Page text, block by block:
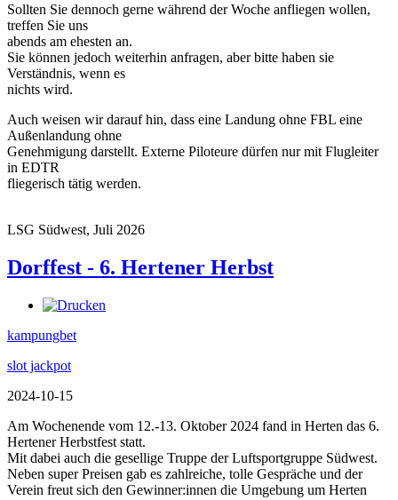
Sollten Sie dennoch gerne während der Woche anfliegen wollen,
treffen Sie uns
abends am ehesten an.
Sie können jedoch weiterhin anfragen, aber bitte haben sie
Verständnis, wenn es
nichts wird.
Auch weisen wir darauf hin, dass eine Landung ohne FBL eine
Außenlandung ohne
Genehmigung darstellt. Externe Piloteure dürfen nur mit Flugleiter
in EDTR
fliegerisch tätig werden.
LSG Südwest, Juli 2026
Dorffest - 6. Hertener Herbst
kampungbet
slot jackpot
2024-10-15
Am Wochenende vom 12.-13. Oktober 2024 fand in Herten das 6.
Hertener Herbstfest statt.
Mit dabei auch die gesellige Truppe der Luftsportgruppe Südwest.
Neben super Preisen gab es zahlreiche, tolle Gespräche und der
Verein freut sich den Gewinner:innen die Umgebung um Herten